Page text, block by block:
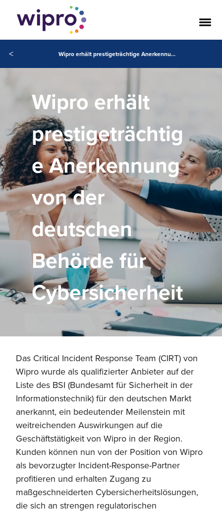
< Wipro erhält prestigeträchtige Anerkennung von der deutschen Behörde für Cybersicherheit
Wipro erhält
prestigeträchtig
e Anerkennung
von der
deutschen
Behörde für
Cybersicherheit
Das Critical Incident Response Team (CIRT) von
Wipro wurde als qualifizierter Anbieter auf der
Liste des BSI (Bundesamt für Sicherheit in der
Informationstechnik) für den deutschen Markt
anerkannt, ein bedeutender Meilenstein mit
weitreichenden Auswirkungen auf die
Geschäftstätigkeit von Wipro in der Region.
Kunden können nun von der Position von Wipro
als bevorzugter Incident-Response-Partner
profitieren und erhalten Zugang zu
maßgeschneiderten Cybersicherheitslösungen,
die sich an strengen regulatorischen